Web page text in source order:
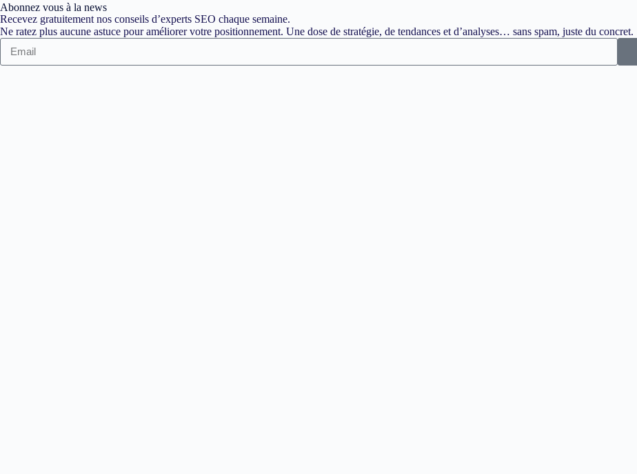
Abonnez vous à la news
Recevez gratuitement nos conseils d’experts SEO chaque semaine.
Ne ratez plus aucune astuce pour améliorer votre positionnement. Une dose de stratégie, de tendances et d’analyses… sans spam, juste du concret.